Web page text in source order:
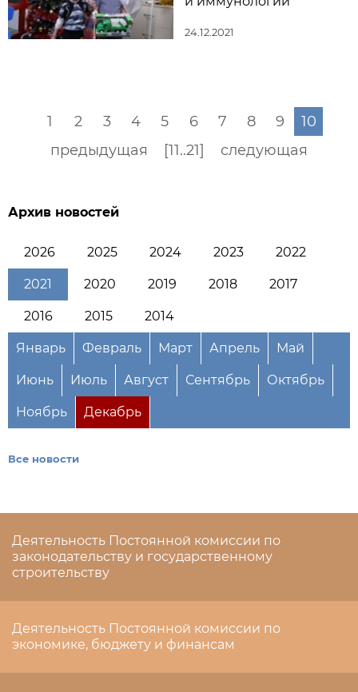
24.12.2021
предыдущая
1 2 3 4 5 6 7 8 9
10
[11..21]
следующая
Архив новостей
2026 2025 2024 2023 2022
2021 2020 2019 2018 2017
2016 2015 2014
Январь Февраль Март Апрель Май
Июнь Июль Август Сентябрь Октябрь
Ноябрь Декабрь
Все новости
Деятельность Постоянной комиссии по
законодательству и государственному
строительству
Деятельность Постоянной комиссии по
экономике, бюджету и финансам